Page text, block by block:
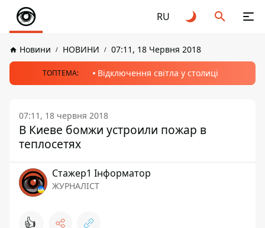
RU
Новини НОВИНИ 07:11, 18 Червня 2018
ТОПТЕМА: Відключення світла у столиці
07:11, 18 червня 2018
В Киеве бомжи устроили пожар в
теплосетях
Стажер1 Інформатор
ЖУРНАЛІСТ
👍